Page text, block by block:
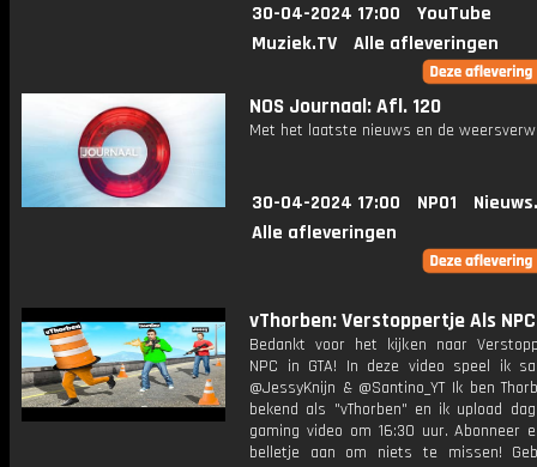
30-04-2024 17:00
YouTube
Muziek.TV
Alle afleveringen
NOS Journaal: Afl. 120
Met het laatste nieuws en de
30-04-2024 17:00 NPO1
Alle afleveringen
vThorben: Verstoppertje Als NPC
Bedankt voor het kijken naar
NPC in GTA! In deze video speel ik
@JessyKnijn & @Santino_YT Ik ben
bekend als "vThorben" en ik upload
gaming video om 16:30 uur. Abonneer
belletje aan om niets te missen!